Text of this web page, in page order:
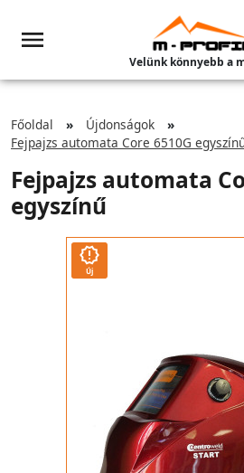
Velünk könnyebb a
Főoldal
Újdonságok
Fejpajzs automata Core 6510G
Fejpajzs automata
egyszínű
Új